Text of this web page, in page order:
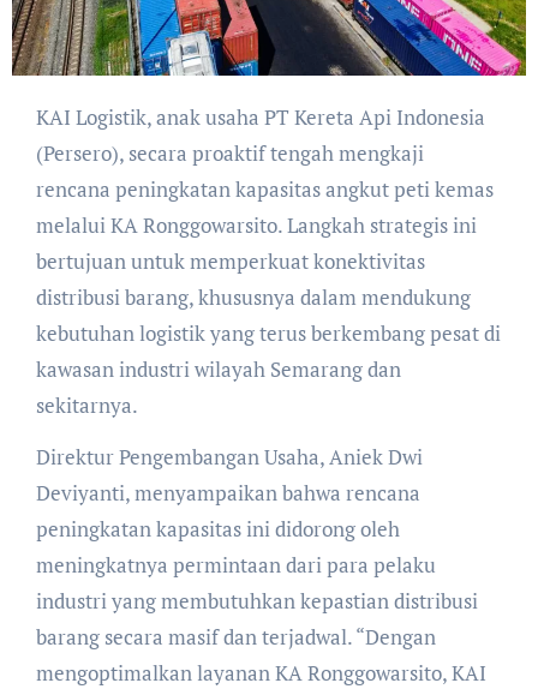
KAI Logistik, anak usaha PT Kereta Api Indonesia
(Persero), secara proaktif tengah mengkaji
rencana peningkatan kapasitas angkut peti kemas
melalui KA Ronggowarsito. Langkah strategis ini
bertujuan untuk memperkuat konektivitas
distribusi barang, khususnya dalam mendukung
kebutuhan logistik yang terus berkembang pesat di
kawasan industri wilayah Semarang dan
sekitarnya.
Direktur Pengembangan Usaha, Aniek Dwi
Deviyanti, menyampaikan bahwa rencana
peningkatan kapasitas ini didorong oleh
meningkatnya permintaan dari para pelaku
industri yang membutuhkan kepastian distribusi
barang secara masif dan terjadwal. “Dengan
mengoptimalkan layanan KA Ronggowarsito, KAI